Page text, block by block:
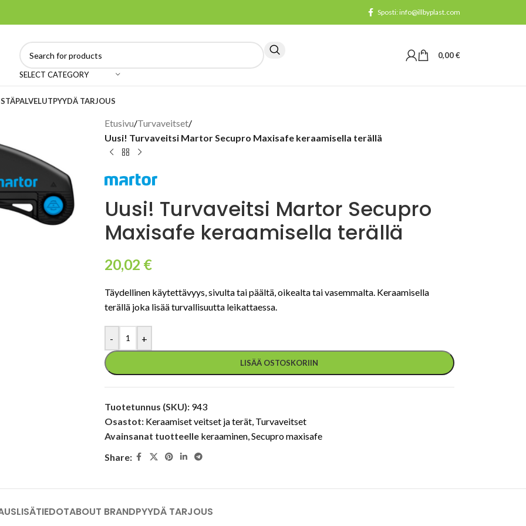
Sposti: info@illbyplast.com
SELECT CATEGORY
0,00€
PALVELUTPYYDÄ TARJOUS
Etusivu/Turvaveitset/
Uusi! Turvaveitsi Martor Secupro Maxisafe keraamisella terällä
Uusi! Turvaveitsi Martor Secupro
Maxisafe keraamisella terällä
20,02 €
Täydellinen käytettävyys, sivulta tai päältä, oikealta tai vasemmalta. Keraamisella
terällä joka lisää turvallisuutta leikattaessa.
- +
LISÄÄ OSTOSKORIIN
Tuotetunnus (SKU): 943
Osastot: Keraamiset veitset ja terät, Turvaveitset
Avainsanat tuotteelle keraaminen,Secupro maxisafe
Share:
LISÄTIEDOTABOUT BRANDPYYDÄ TARJOUS